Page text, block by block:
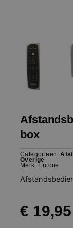
box
Categorieën:
Overige
Merk:Entone
€ 19,95